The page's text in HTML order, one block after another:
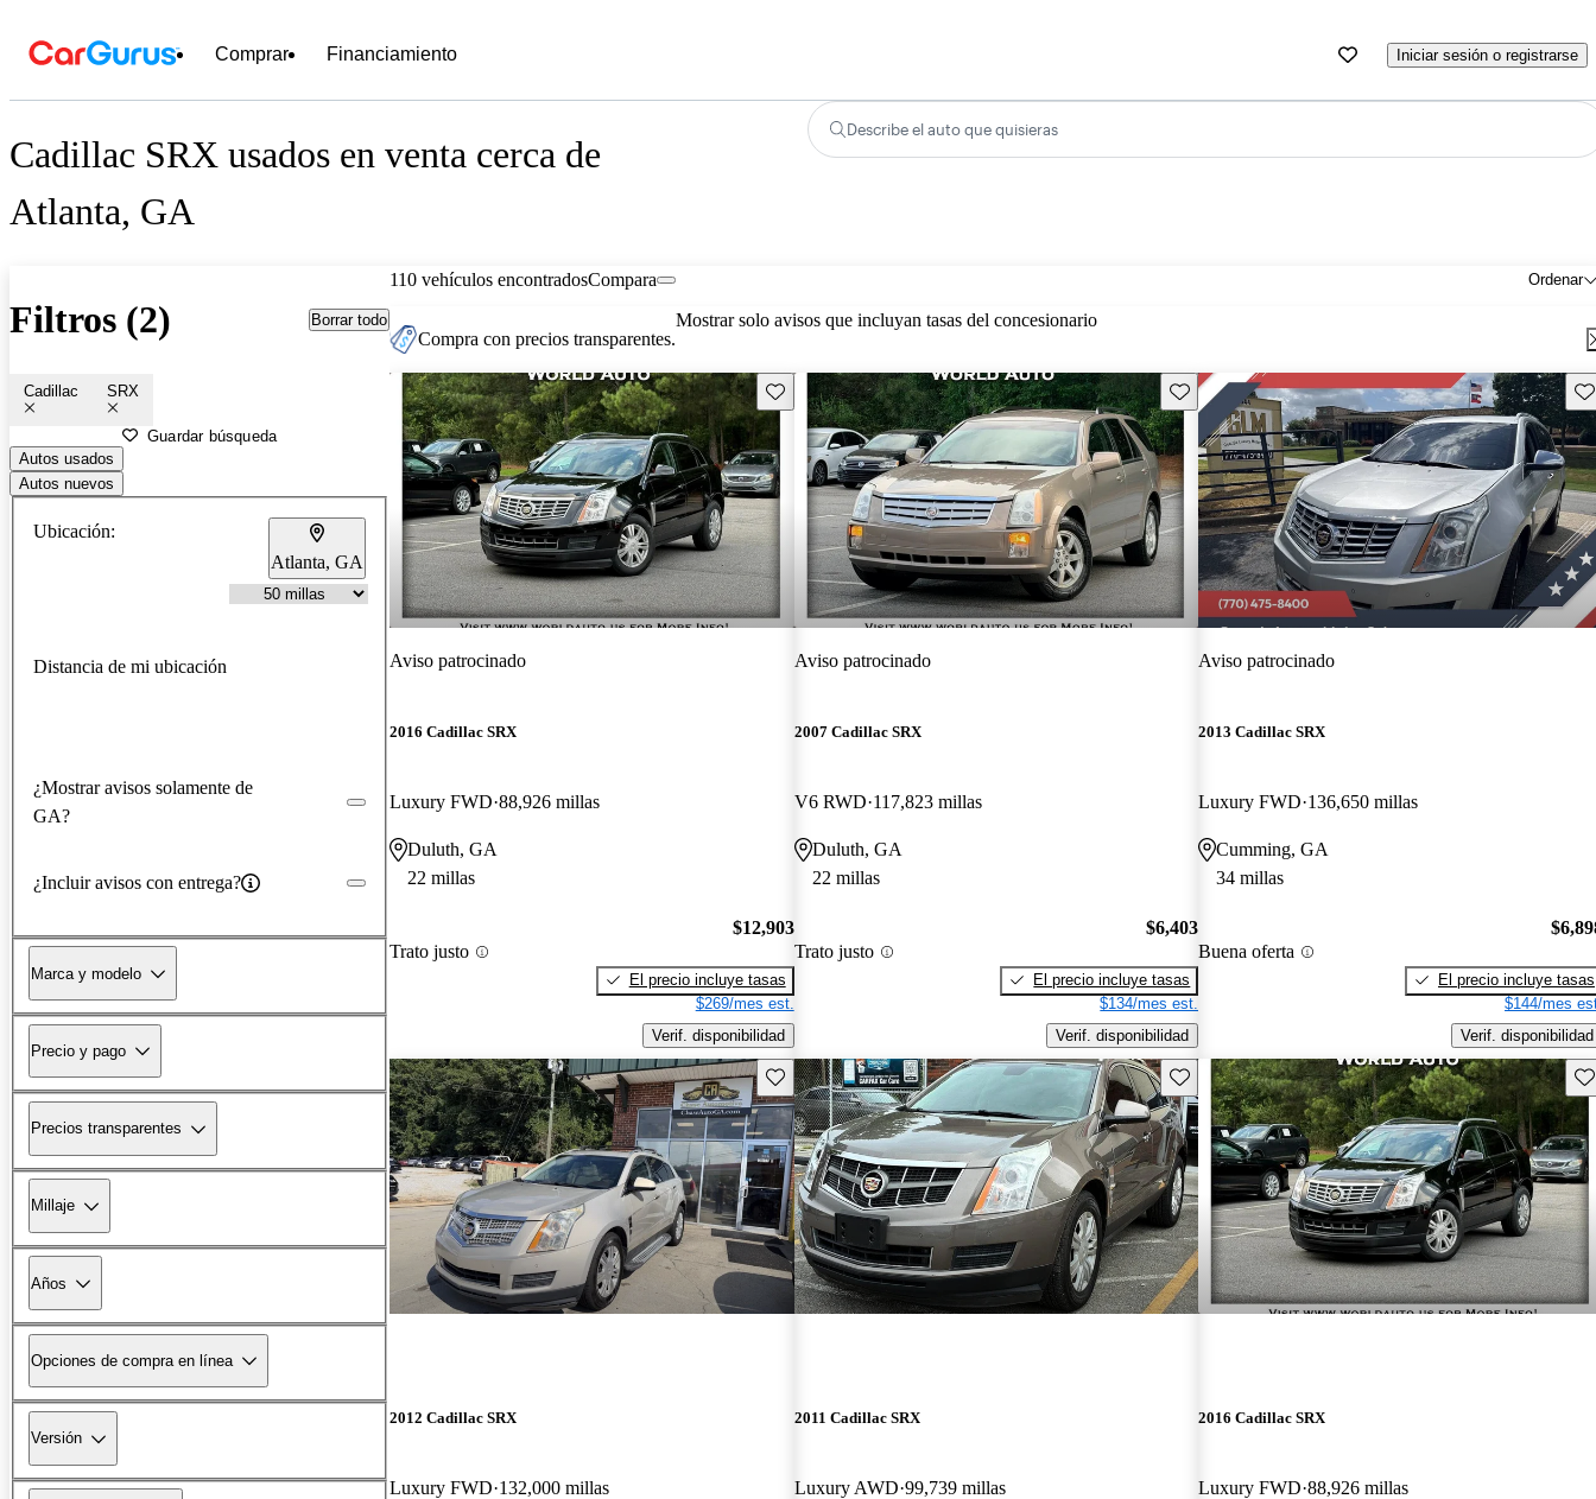
Comprar Financiamiento Iniciar sesión o registrarse
Cadillac SRX usados en venta cerca de
Atlanta, GA
Describe el auto que quisieras
Filtros (2) Borrar todo
Cadillac SRX
Guardar búsqueda
Autos usados
Autos nuevos
Ubicación:
Atlanta, GA
Distancia de mi ubicación
¿Mostrar avisos solamente de
GA?
¿Incluir avisos con entrega?
Marca y modelo
Precio y pago
Precios transparentes
Millaje
Años
Opciones de compra en línea
Versión
110 vehículos encontrados Ordenar
Compara
Compra con precios transparentes.
Mostrar solo avisos que incluyan tasas del concesionario
Guarda este Aviso
Aviso patrocinado
2016 Cadillac SRX
Luxury FWD 88,926 millas
Duluth, GA
22 millas
Trato justo
$12,903
El precio incluye tasas
$269/mes est.
Verif. disponibilidad
Guarda este Aviso
Aviso patrocinado
2007 Cadillac SRX
V6 RWD 117,823 millas
Duluth, GA
22 millas
Trato justo
$6,403
El precio incluye tasas
$134/mes est.
Verif. disponibilidad
Aviso patrocinado
2013 Cadillac SRX
Luxury FWD 136,650 millas
Cumming, GA
34 millas
Buena oferta
El precio incluye tasas
$144/mes
Verif. disponibilidad
Guarda este Aviso
2012 Cadillac SRX
Luxury FWD 132,000 millas
Guarda este Aviso
2011 Cadillac SRX
Luxury AWD 99,739 millas
2016 Cadillac SRX
Luxury FWD 88,926 millas